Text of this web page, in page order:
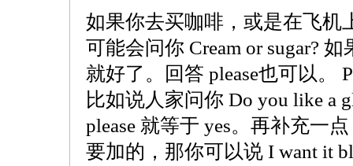
如果你去买咖啡，或是在飞机
可能会问你 Cream or sugar?
就好了。回答 please也可以。
比如说人家问你 Do you like a
please 就等于 yes。再补充一
要加的，那你可以说 I want it